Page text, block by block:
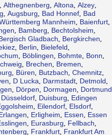
Althegnenberg Altona Alzey,
Augsburg Bad Honnef, Bad
Mannheim Baienfurt,
Bamberg Bechtolsheim
Gladbach Bergkirchen
, Berlin Bielefeld
Böblingen Bohmte, Bonn
Brechen Bremen
Büren Butzbach Chemnitz,
D Lucka Darmstadt, Detmold
Dörpen Dormagen Dortmund
Düsseldorf, Duisburg
Edingen
Eilendorf, Elsdorf,
Erligheim Essen
Essen
Eurasburg Fellbach
Frankfurt, Frankfurt Am